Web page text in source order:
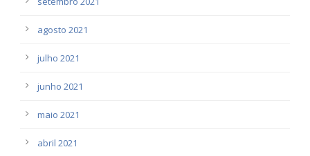
agosto 2021
julho 2021
junho 2021
maio 2021
abril 2021